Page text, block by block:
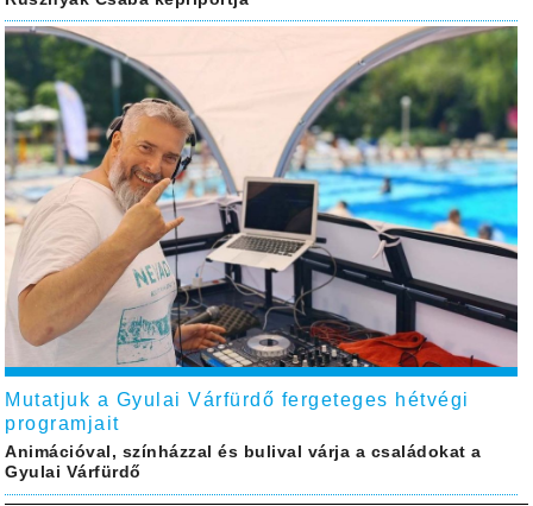
Mutatjuk a Gyulai Várfürdő fergeteges hétvégi
programjait
Animációval, színházzal és bulival várja a családokat a
Gyulai Várfürdő